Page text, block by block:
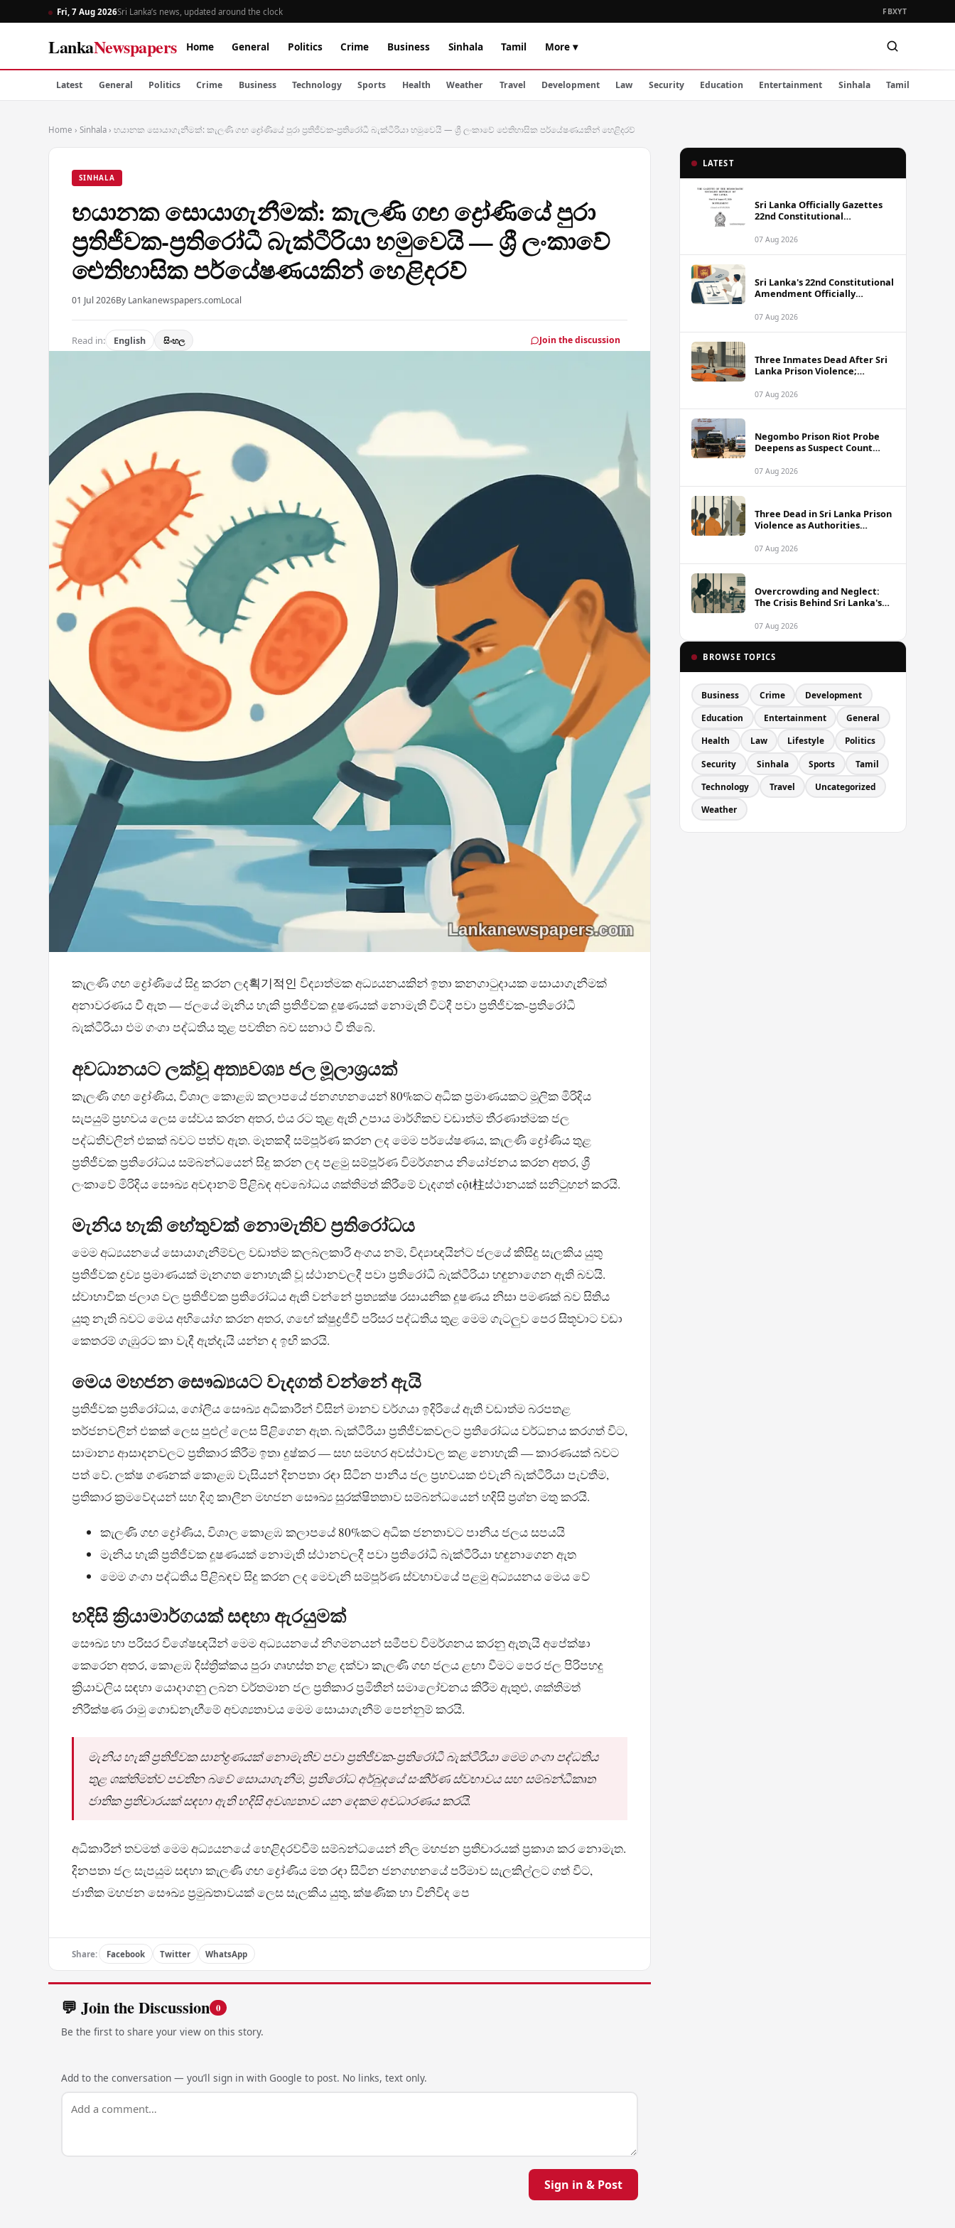
Fri, 7 Aug 2026Sri Lanka’s news, updated around the clock FBXYT
LankaNewspapers Home General Politics Crime Business Sinhala Tamil More ▾
Latest General Politics Crime Business Technology Sports Health Weather Travel Development Law Security Education Entertainment Sinhala Tamil
Home › Sinhala › භයානක සොයාගැනීමක්: කැලණි ගඟ ද්‍රෝණියේ පුරා ප්‍රතිජීවක-ප්‍රතිරෝධී බැක්ටීරියා හමුවෙයි — ශ්‍රී ලංකාවේ ඓතිහාසික පර්යේෂණයකින් හෙළිදරව්
SINHALA
භයානක සොයාගැනීමක්: කැලණි ගඟ ද්‍රෝණියේ පුරා
ප්‍රතිජීවක-ප්‍රතිරෝධී බැක්ටීරියා හමුවෙයි — ශ්‍රී ලංකාවේ
ඓතිහාසික පර්යේෂණයකින් හෙළිදරව්
01 Jul 2026By Lankanewspapers.comLocal
Read in: English සිංහල Join the discussion
කැලණි ගඟ ද්‍රෝණියේ සිදු කරන ලද획기적인 විද්‍යාත්මක අධ්‍යයනයකින් ඉතා කනගාටුදායක සොයාගැනීමක්
අනාවරණය වී ඇත — ජලයේ මැනිය හැකි ප්‍රතිජීවක දූෂණයක් නොමැති විටදී පවා ප්‍රතිජීවක-ප්‍රතිරෝධී
බැක්ටීරියා එම ගංගා පද්ධතිය තුළ පවතින බව සනාථ වී තිබේ.
අවධානයට ලක්වූ අත්‍යවශ්‍ය ජල මූලාශ්‍රයක්
කැලණි ගඟ ද්‍රෝණිය, විශාල කොළඹ කලාපයේ ජනගහනයෙන් 80%කට අධික ප්‍රමාණයකට මූලික මිරිදිය
සැපයුම් ප්‍රභවය ලෙස සේවය කරන අතර, එය රට තුළ ඇති උපාය මාර්ගිකව වඩාත්ම තීරණාත්මක ජල
පද්ධතිවලින් එකක් බවට පත්ව ඇත. මෑතකදී සම්පූර්ණ කරන ලද මෙම පර්යේෂණය, කැලණි ද්‍රෝණිය තුළ
ප්‍රතිජීවක ප්‍රතිරෝධය සම්බන්ධයෙන් සිදු කරන ලද පළමු සම්පූර්ණ විමර්ශනය නියෝජනය කරන අතර, ශ්‍රී
ලංකාවේ මිරිදිය සෞඛ්‍ය අවදානම් පිළිබඳ අවබෝධය ශක්තිමත් කිරීමේ වැදගත් cột柱ස්ථානයක් සනිටුහන් කරයි.
මැනිය හැකි හේතුවක් නොමැතිව ප්‍රතිරෝධය
මෙම අධ්‍යයනයේ සොයාගැනීම්වල වඩාත්ම කලබලකාරී අංගය නම්, විද්‍යාඥයින්ට ජලයේ කිසිදු සැලකිය යුතු
ප්‍රතිජීවක ද්‍රව්‍ය ප්‍රමාණයක් මැනගත නොහැකි වූ ස්ථානවලදී පවා ප්‍රතිරෝධී බැක්ටීරියා හඳුනාගෙන ඇති බවයි.
ස්වාභාවික ජලාශ වල ප්‍රතිජීවක ප්‍රතිරෝධය ඇති වන්නේ ප්‍රත්‍යක්ෂ රසායනික දූෂණය නිසා පමණක් බව සිතිය
යුතු නැති බවට මෙය අභියෝග කරන අතර, ගඟේ ක්ෂුද්‍රජීවී පරිසර පද්ධතිය තුළ මෙම ගැටලුව පෙර සිතූවාට වඩා
කෙතරම් ගැඹුරට කා වැදී ඇත්දැයි යන්න ද ඉඟි කරයි.
මෙය මහජන සෞඛ්‍යයට වැදගත් වන්නේ ඇයි
ප්‍රතිජීවක ප්‍රතිරෝධය, ගෝලීය සෞඛ්‍ය අධිකාරීන් විසින් මානව වර්ගයා ඉදිරියේ ඇති වඩාත්ම බරපතළ
තර්ජනවලින් එකක් ලෙස පුළුල් ලෙස පිළිගෙන ඇත. බැක්ටීරියා ප්‍රතිජීවකවලට ප්‍රතිරෝධය වර්ධනය කරගත් විට,
සාමාන්‍ය ආසාදනවලට ප්‍රතිකාර කිරීම ඉතා දුෂ්කර — සහ සමහර අවස්ථාවල කළ නොහැකි — කාරණයක් බවට
පත් වේ. ලක්ෂ ගණනක් කොළඹ වැසියන් දිනපතා රඳා සිටින පානීය ජල ප්‍රභවයක එවැනි බැක්ටීරියා පැවතීම,
ප්‍රතිකාර ක්‍රමවේදයන් සහ දිගු කාලීන මහජන සෞඛ්‍ය සුරක්ෂිතතාව සම්බන්ධයෙන් හදිසි ප්‍රශ්න මතු කරයි.
කැලණි ගඟ ද්‍රෝණිය, විශාල කොළඹ කලාපයේ 80%කට අධික ජනතාවට පානීය ජලය සපයයි
මැනිය හැකි ප්‍රතිජීවක දූෂණයක් නොමැති ස්ථානවලදී පවා ප්‍රතිරෝධී බැක්ටීරියා හඳුනාගෙන ඇත
මෙම ගංගා පද්ධතිය පිළිබඳව සිදු කරන ලද මෙවැනි සම්පූර්ණ ස්වභාවයේ පළමු අධ්‍යයනය මෙය වේ
හදිසි ක්‍රියාමාර්ගයක් සඳහා ඇරයුමක්
සෞඛ්‍ය හා පරිසර විශේෂඥයින් මෙම අධ්‍යයනයේ නිගමනයන් සමීපව විමර්ශනය කරනු ඇතැයි අපේක්ෂා
කෙරෙන අතර, කොළඹ දිස්ත්‍රික්කය පුරා ගෘහස්ත නළ දක්වා කැලණි ගඟ ජලය ළඟා වීමට පෙර ජල පිරිපහදු
ක්‍රියාවලිය සඳහා යොදාගනු ලබන වර්තමාන ජල ප්‍රතිකාර ප්‍රමිතීන් සමාලෝචනය කිරීම ඇතුළු, ශක්තිමත්
නිරීක්ෂණ රාමු ගොඩනැඟීමේ අවශ්‍යතාවය මෙම සොයාගැනීම් පෙන්නුම් කරයි.
මැනිය හැකි ප්‍රතිජීවක සාන්ද්‍රණයක් නොමැතිව පවා ප්‍රතිජීවක-ප්‍රතිරෝධී බැක්ටීරියා මෙම ගංගා පද්ධතිය
තුළ ශක්තිමත්ව පවතින බවේ සොයාගැනීම, ප්‍රතිරෝධ අර්බුදයේ සංකීර්ණ ස්වභාවය සහ සම්බන්ධීකෘත
ජාතික ප්‍රතිචාරයක් සඳහා ඇති හදිසි අවශ්‍යතාව යන දෙකම අවධාරණය කරයි.
අධිකාරීන් තවමත් මෙම අධ්‍යයනයේ හෙළිදරව්වීම් සම්බන්ධයෙන් නිල මහජන ප්‍රතිචාරයක් ප්‍රකාශ කර නොමැත.
දිනපතා ජල සැපයුම සඳහා කැලණි ගඟ ද්‍රෝණිය මත රඳා සිටින ජනගහනයේ පරිමාව සැලකිල්ලට ගත් විට,
ජාතික මහජන සෞඛ්‍ය ප්‍රමුඛතාවයක් ලෙස සැලකිය යුතු, ක්ෂණික හා විනිවිද පෙ
Share: Facebook Twitter WhatsApp
💬 Join the Discussion 0
Be the first to share your view on this story.
Add to the conversation — you’ll sign in with Google to post. No links, text only.
Sign in & Post
LATEST
Sri Lanka Officially Gazettes
22nd Constitutional
07 Aug 2026
Sri Lanka's 22nd Constitutional
Amendment Officially
07 Aug 2026
Three Inmates Dead After Sri
Lanka Prison Violence;
Coordinated Plot
07 Aug 2026
Negombo Prison Riot Probe
Deepens as Suspect Count
07 Aug 2026
Three Dead in Sri Lanka Prison
Violence as Authorities
07 Aug 2026
Overcrowding and Neglect:
The Crisis Behind Sri Lanka's
07 Aug 2026
BROWSE TOPICS
Business Crime Development
Education Entertainment General
Health Law Lifestyle Politics
Security Sinhala Sports Tamil
Technology Travel Uncategorized
Weather